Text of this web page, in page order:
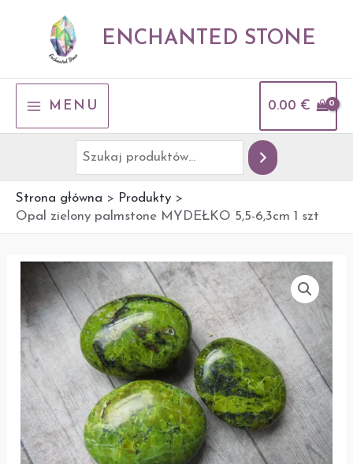
ENCHANTED STONE
MAIN
MENU
MENU 0.00 €
Strona główna
Produkty
Opal zielony palmstone MYDEŁKO 5,5-6,3cm 1 szt
ilość
Opal
zielony
palmstone
MYDEŁKO
5,5-
6,3cm
1
szt